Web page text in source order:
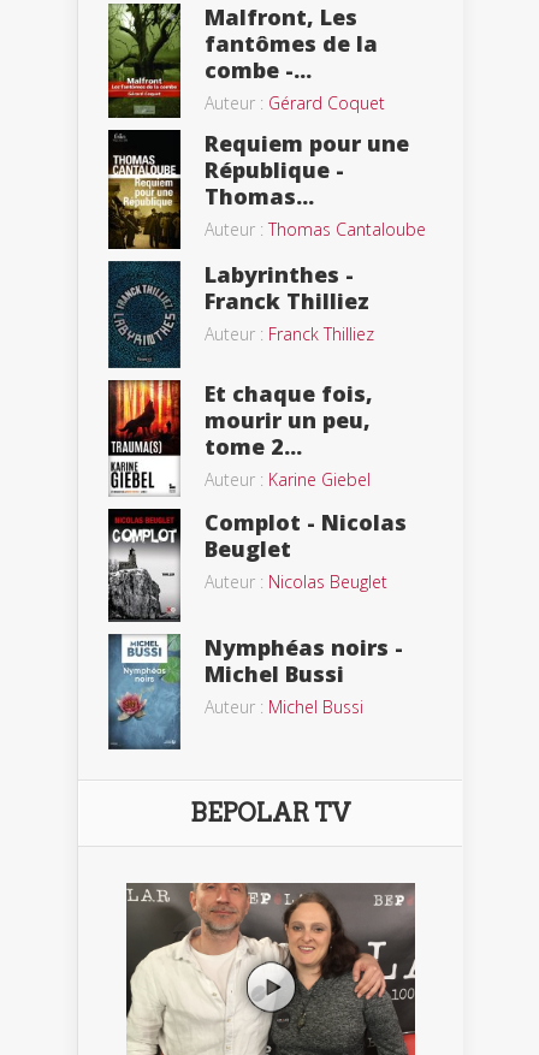
Malfront, Les
fantômes de la
combe -...
Auteur : Gérard Coquet
Requiem pour une
République -
Thomas...
Auteur :Thomas Cantaloube
Labyrinthes -
Franck Thilliez
Auteur : Franck Thilliez
Et chaque fois,
mourir un peu,
tome 2...
Auteur : Karine Giebel
Complot - Nicolas
Beuglet
Auteur : Nicolas Beuglet
Nymphéas noirs -
Michel Bussi
Auteur : Michel Bussi
BEPOLAR TV